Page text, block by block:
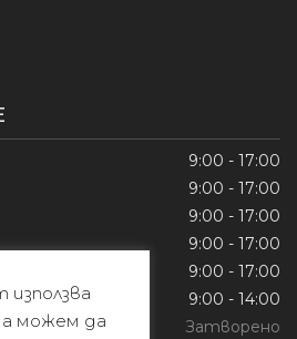
9:00 - 17:00
9:00 - 17:00
9:00 - 17:00
9:00 - 17:00
9:00 - 17:00
9:00 - 14:00
Затворено
можем да